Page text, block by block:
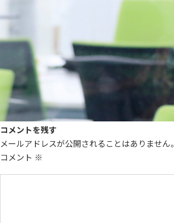
コメントを残す
メールアドレスが公開されることはありません。
コメント ※